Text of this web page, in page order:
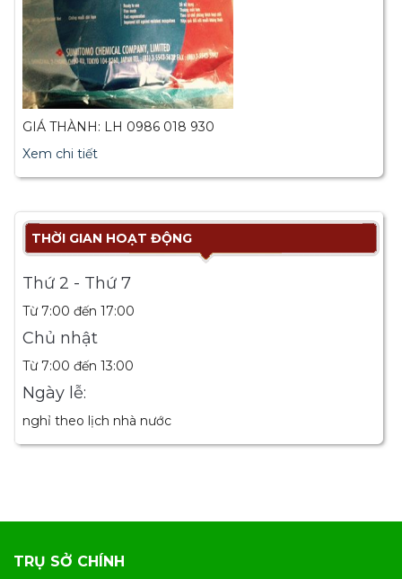
GIÁ THÀNH: LH 0986 018 930
Xem chi tiết
THỜI GIAN HOẠT ĐỘNG
Thứ 2 - Thứ 7
Từ 7:00 đến 17:00
Chủ nhật
Từ 7:00 đến 13:00
Ngày lễ:
nghỉ theo lịch nhà nước
TRỤ SỞ CHÍNH